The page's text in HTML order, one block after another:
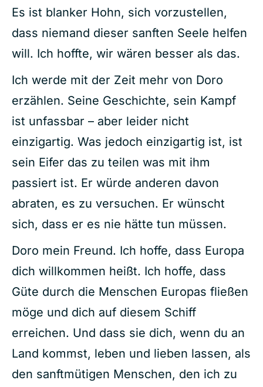
Es ist blanker Hohn, sich vorzustellen,
dass niemand dieser sanften Seele helfen
will. Ich hoffte, wir wären besser als das.
Ich werde mit der Zeit mehr von Doro
erzählen. Seine Geschichte, sein Kampf
ist unfassbar – aber leider nicht
einzigartig. Was jedoch einzigartig ist, ist
sein Eifer das zu teilen was mit ihm
passiert ist. Er würde anderen davon
abraten, es zu versuchen. Er wünscht
sich, dass er es nie hätte tun müssen.
Doro mein Freund. Ich hoffe, dass Europa
dich willkommen heißt. Ich hoffe, dass
Güte durch die Menschen Europas fließen
möge und dich auf diesem Schiff
erreichen. Und dass sie dich, wenn du an
Land kommst, leben und lieben lassen, als
den sanftmütigen Menschen, den ich zu